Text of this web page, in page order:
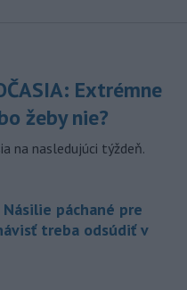
Extrémne
žeby nie?
na nasledujúci týždeň.
páchané pre
treba odsúdiť v